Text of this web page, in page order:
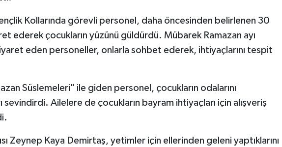
Kollarında görevli personel, daha öncesinden belirlenen 30
ederek çocukların yüzünü güldürdü. Mübarek Ramazan ayı
eden personeller, onlarla sohbet ederek, ihtiyaçlarını tespit
Süslemeleri" ile giden personel, çocukların odalarını
sevindirdi. Ailelere de çocukların bayram ihtiyaçları için alışveriş
Zeynep Kaya Demirtaş, yetimler için ellerinden geleni yaptıklarını